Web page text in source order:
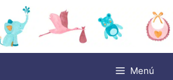
Saltar
al
contenido
Menú